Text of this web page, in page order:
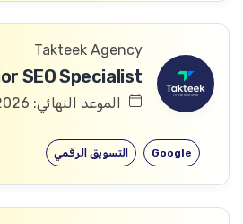
Takteek Agency
SEO Specialist
الموعد النهائي: 31/05/2026
التسويق الرقمي Google